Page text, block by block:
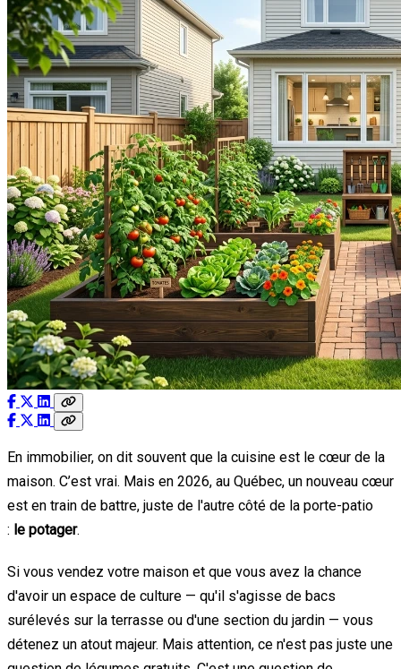
En immobilier, on dit souvent que la cuisine est le cœur de la
maison. C’est vrai. Mais en 2026, au Québec, un nouveau cœur
est en train de battre, juste de l'autre côté de la porte-patio
: le potager.
Si vous vendez votre maison et que vous avez la chance
d'avoir un espace de culture — qu'il s'agisse de bacs
surélevés sur la terrasse ou d'une section du jardin — vous
détenez un atout majeur. Mais attention, ce n'est pas juste une